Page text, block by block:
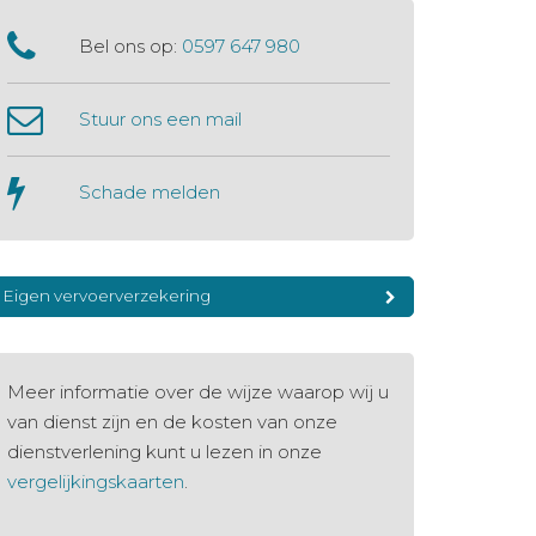
Bel ons op: 0597 647 980
Stuur ons een mail
Schade melden
Eigen vervoerverzekering
Meer informatie over de wijze waarop wij u
van dienst zijn en de kosten van onze
dienstverlening kunt u lezen in onze
vergelijkingskaarten